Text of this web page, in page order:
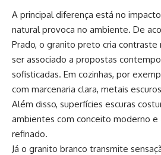
A principal diferença está no
natural provoca no ambiente. De
Prado, o granito preto cria contraste
ser associado a propostas
sofisticadas. Em cozinhas, por
com marcenaria clara, metais
Além disso, superfícies escuras
ambientes com conceito moderno e
refinado.
Já o granito branco transmite